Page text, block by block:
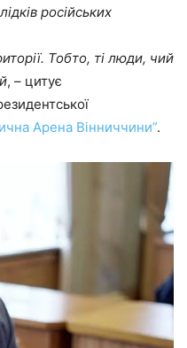
російських
Тобто, ті люди, чий
, – цитує
Арена Вінниччини”.